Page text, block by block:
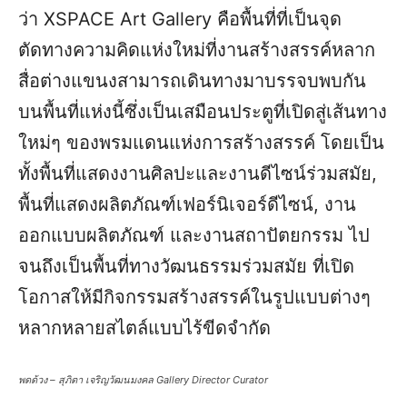
ว่า XSPACE Art Gallery คือพื้นที่ที่เป็นจุด
ตัดทางความคิดแห่งใหม่ที่งานสร้างสรรค์หลาก
สื่อต่างแขนงสามารถเดินทางมาบรรจบพบกัน
บนพื้นที่แห่งนี้ซึ่งเป็นเสมือนประตูที่เปิดสู่เส้นทาง
ใหม่ๆ ของพรมแดนแห่งการสร้างสรรค์ โดยเป็น
ทั้งพื้นที่แสดงงานศิลปะและงานดีไซน์ร่วมสมัย,
พื้นที่แสดงผลิตภัณฑ์เฟอร์นิเจอร์ดีไซน์, งาน
ออกแบบผลิตภัณฑ์ และงานสถาปัตยกรรม ไป
จนถึงเป็นพื้นที่ทางวัฒนธรรมร่วมสมัย ที่เปิด
โอกาสให้มีกิจกรรมสร้างสรรค์ในรูปแบบต่างๆ
หลากหลายสไตล์แบบไร้ขีดจำกัด
พดด้วง – สุภิตา เจริญวัฒนมงคล Gallery Director Curator